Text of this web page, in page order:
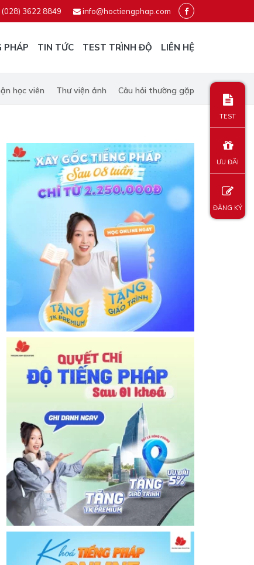
3622 8849 info@hoctiengphap.com
PHÁP TIN TỨC TEST TRÌNH ĐỘ LIÊN HỆ
học viên Thư viện ảnh Câu hỏi thường gặp
TEST
ƯU ĐÃI
ĐĂNG KÝ